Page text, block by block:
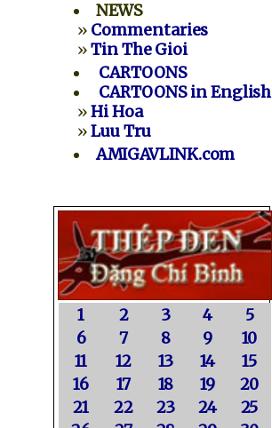
NEWS
» Commentaries
»Tin The Gioi
CARTOONS
CARTOONS in English
»Hi Hoa
»Luu Tru
AMIGAVLINK.com
1 2 3 4
5
6
7 8 9
10
11
12 13 14
15
16
17 18 19
20
21
22 23 24
25